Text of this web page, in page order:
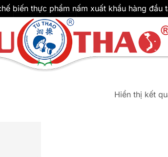
biến thực phẩm nấm xuất khẩu hàng đầu
Hiển thị kết